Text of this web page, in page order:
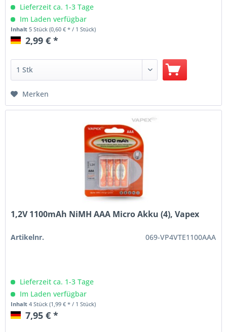
Lieferzeit ca. 1-3 Tage
Im Laden verfügbar
Inhalt 5 Stück(0,60 € * / 1 Stück)
2,99 € *
Merken
1,2V 1100mAh NiMH AAA Micro Akku (4), Vapex
Artikelnr. 069-VP4VTE1100AAA
Lieferzeit ca. 1-3 Tage
Im Laden verfügbar
Inhalt4 Stück(1,99 € * / 1 Stück)
7,95 € *